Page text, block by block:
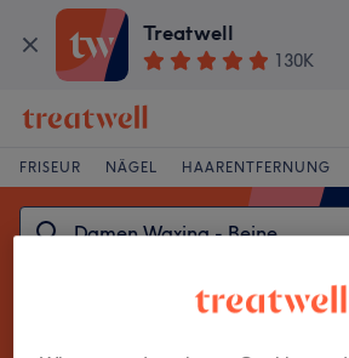
Treatwell
130K
FRISEUR NÄGEL HAARENTFERNUNG